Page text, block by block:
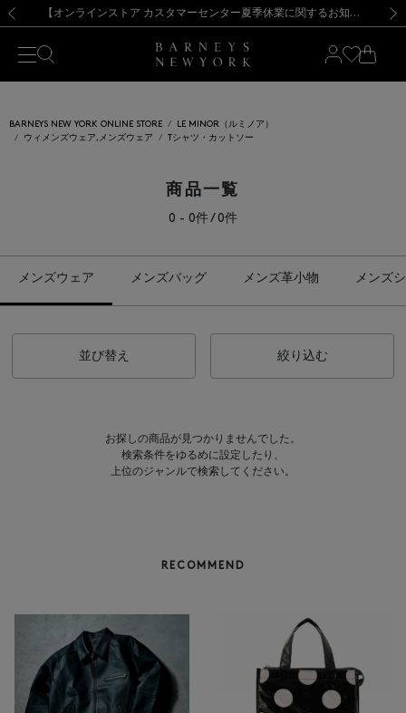
新規登録のお客様も対象！＜MY BARNEYS＞会員のお客様は11,000円（税込）以上のお買上げで常時送料無料！お買い物の際は会員登録を！
【夏季休業に伴う出荷一時停止のお知らせ】(2026.8.7) 【オンラインストア カスタマーセンター夏季休業に関するお知らせ】（2026.8.7）
【夏季休業に伴う返品・交換承り一時停止のお知らせ】（2026.8.5）
熊本県を中心とした地震の影響によるお荷物のお届けについて
【開催中】SUMMER SALEのご案内・ご注意事項 新規登録のお客様も対象！＜MY BARNEYS＞会員のお客様は11,000円（税込）以上のお買上げで常時送料無料！お買い物の際は会員登録を！
【夏季休業に伴う出荷一時停止のお知らせ】(2026.8.7)
BARNEYS NEW YORK ONLINE STORE
LE MINOR（ルミノア）
ウィメンズウェア,メンズウェア
Tシャツ・カットソー
商品一覧
0 - 0件 / 0件
メンズウェア メンズバッグ メンズ革小物 メンズ
並び替え 絞り込む
お探しの商品が見つかりませんでした。
検索条件をゆるめに設定したり、
上位のジャンルで検索してください。
RECOMMEND